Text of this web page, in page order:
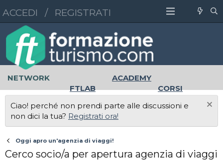
ACCEDI / REGISTRATI
NETWORK
ACADEMY
FTLAB
CORSI
LAVORO
Ciao! perché non prendi parte alle discussioni e
non dici la tua? Registrati ora!
Oggi apro un'agenzia di viaggi!
Cerco socio/a per apertura agenzia di viaggi